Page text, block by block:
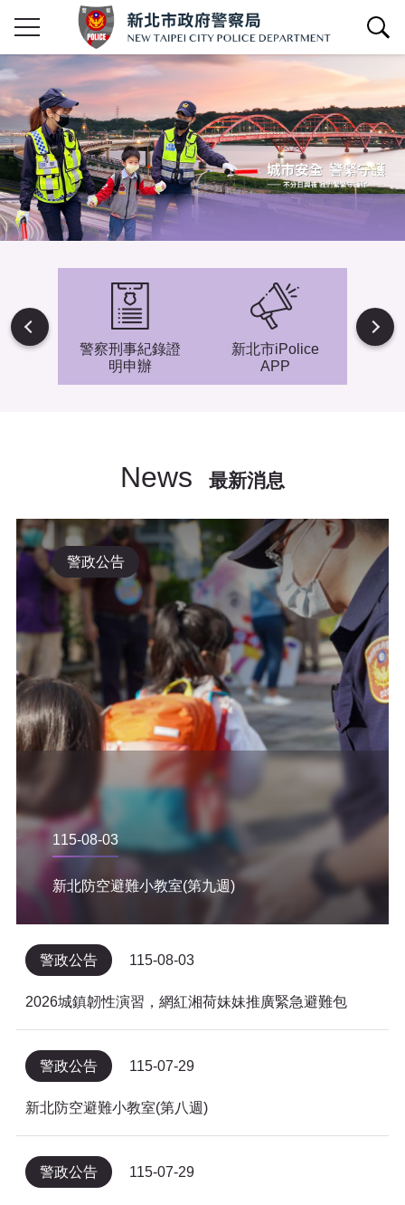
查詢區開關
難專
警察刑事紀錄證
明申辦
新北市iPolice
APP
小小
News 最新消息
警政公告
115-08-03
新北防空避難小教室(第九週)
警政公告 115-08-03
2026城鎮韌性演習，網紅湘荷妹妹推廣緊急避難包
警政公告 115-07-29
新北防空避難小教室(第八週)
警政公告 115-07-29